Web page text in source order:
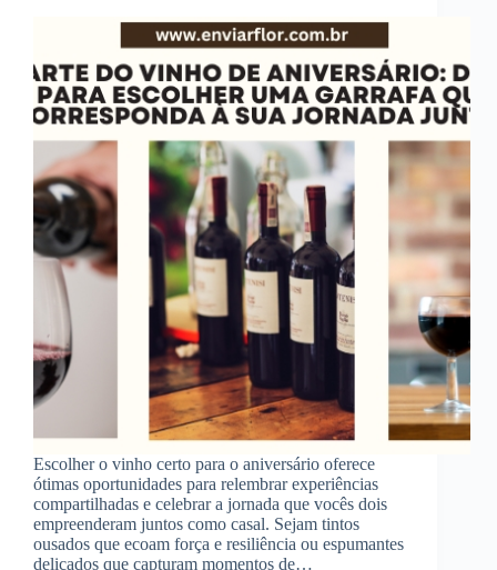
Escolher o vinho certo para o aniversário oferece
ótimas oportunidades para relembrar experiências
compartilhadas e celebrar a jornada que vocês dois
empreenderam juntos como casal. Sejam tintos
ousados ​​que ecoam força e resiliência ou espumantes
delicados que capturam momentos de…